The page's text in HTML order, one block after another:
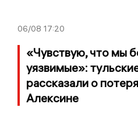
06/08 17:20
«Чувствую, что мы
уязвимые»:
рассказали о
Алексине